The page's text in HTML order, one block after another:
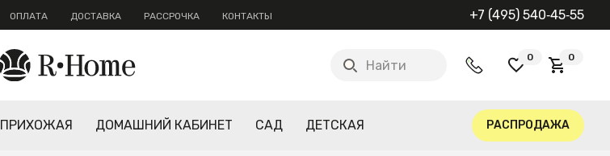
ОПЛАТА ДОСТАВКА РАССРОЧКА КОНТАКТЫ +7 (495) 540‑45‑55
Найти
0 0
ПРИХОЖАЯ ДОМАШНИЙ КАБИНЕТ САД ДЕТСКАЯ РАСПРОДАЖА